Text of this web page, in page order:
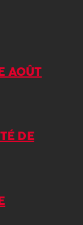
AOÛT
DE